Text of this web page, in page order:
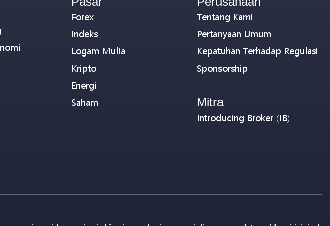
Forex
Indeks
Logam Mulia
Kripto
Energi
Saham
Tentang Kami
Pertanyaan Umum
Kepatuhan Terhadap Regulasi
Sponsorship
Mitra
Introducing Broker (IB)